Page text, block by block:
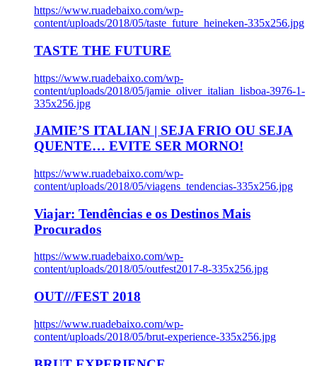
https://www.ruadebaixo.com/wp-
content/uploads/2018/05/taste_future_heineken-335x256.jpg
TASTE THE FUTURE
https://www.ruadebaixo.com/wp-
content/uploads/2018/05/jamie_oliver_italian_lisboa-3976-1-
335x256.jpg
JAMIE’S ITALIAN | SEJA FRIO OU SEJA
QUENTE… EVITE SER MORNO!
https://www.ruadebaixo.com/wp-
content/uploads/2018/05/viagens_tendencias-335x256.jpg
Viajar: Tendências e os Destinos Mais
Procurados
https://www.ruadebaixo.com/wp-
content/uploads/2018/05/outfest2017-8-335x256.jpg
OUT///FEST 2018
https://www.ruadebaixo.com/wp-
content/uploads/2018/05/brut-experience-335x256.jpg